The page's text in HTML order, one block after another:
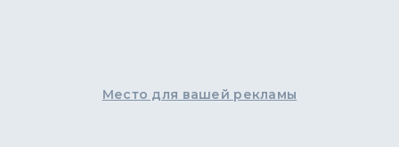
Место для вашей рекламы